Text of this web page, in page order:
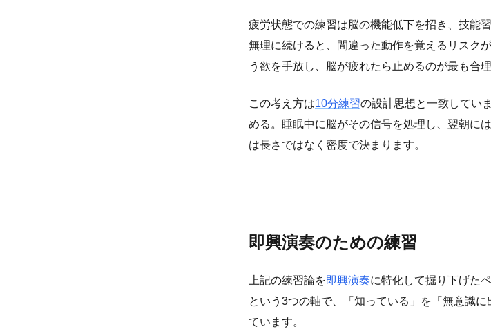
疲労状態での練習は脳の機能低下を招き、技能
無理に続けると、間違った動作を覚えるリスク
う欲を手放し、脳が疲れたら止めるのが最も合
この考え方は10分練習の設計思想と一致してい
める。睡眠中に脳がその信号を処理し、翌朝に
は長さではなく密度で決まります。
即興演奏のための練習
上記の練習論を即興演奏に特化して掘り下げた
という3つの軸で、「知っている」を「無意識
ています。